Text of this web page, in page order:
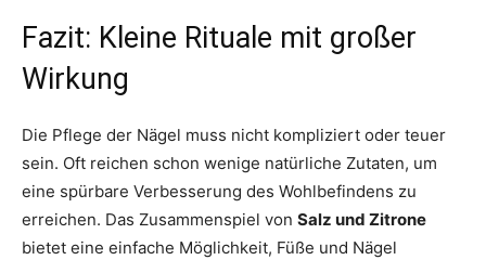
Fazit: Kleine Rituale mit großer
Wirkung
Die Pflege der Nägel muss nicht kompliziert oder teuer
sein. Oft reichen schon wenige natürliche Zutaten, um
eine spürbare Verbesserung des Wohlbefindens zu
erreichen. Das Zusammenspiel von Salz und Zitrone
bietet eine einfache Möglichkeit, Füße und Nägel